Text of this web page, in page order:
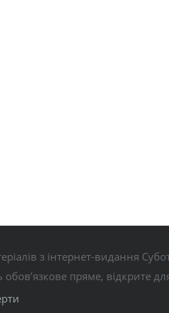
з інтернет-видання
обов’язкове пряме, відкрите